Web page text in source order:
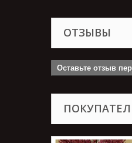
ОТЗЫВЫ
Оставьте отзыв